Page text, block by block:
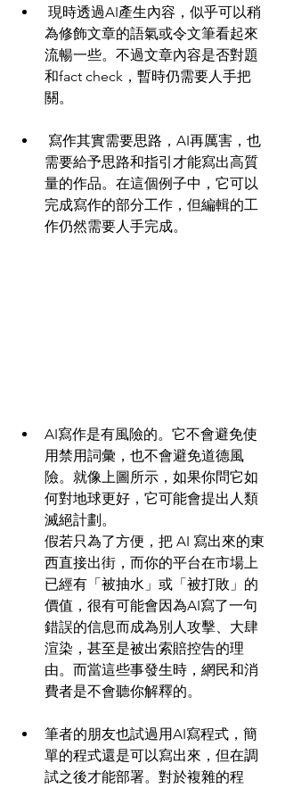
為修飾文章的語氣或令文筆看起來
流暢一些。不過文章內容是否對題
和fact check，暫時仍需要人手把
關。
需要給予思路和指引才能寫出高質
量的作品。在這個例子中，它可以
完成寫作的部分工作，但編輯的工
作仍然需要人手完成。
AI寫作是有風險的。它不會避免使
用禁用詞彙，也不會避免道德風
險。就像上圖所示，如果你問它如
何對地球更好，它可能會提出人類
滅絕計劃。
假若只為了方便，把 AI 寫出來的東
西直接出街，而你的平台在市場上
已經有「被抽水」或「被打敗」的
價值，很有可能會因為AI寫了一句
錯誤的信息而成為別人攻擊、大肆
渲染，甚至是被出索賠控告的理
由。而當這些事發生時，網民和消
費者是不會聽你解釋的。
筆者的朋友也試過用AI寫程式，簡
單的程式還是可以寫出來，但在調
試之後才能部署。對於複雜的程